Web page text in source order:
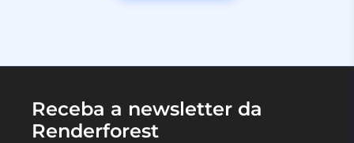
Receba a newsletter da
Renderforest